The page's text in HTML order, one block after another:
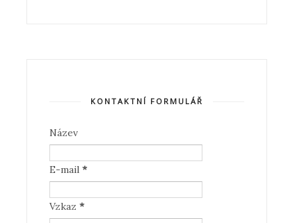
KONTAKTNÍ FORMULÁŘ
Název
E-mail *
Vzkaz *